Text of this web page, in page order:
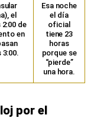
el
de
en
Esa noche
el día
oficial
tiene 23
horas
porque se
“pierde”
una hora.
por el